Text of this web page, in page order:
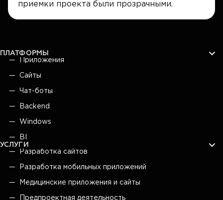
приемки проекта были прозрачными.
ПЛАТФОРМЫ
Приложения
Сайты
Чат-боты
Backend
Windows
BI
УСЛУГИ
Разработка сайтов
Разработка мобильных приложений
Медицинские приложения и сайты
Предпроектная деятельность